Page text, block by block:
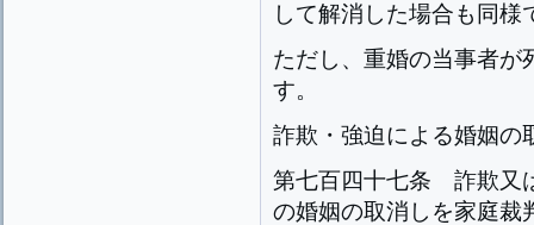
して解消した場合も同様
ただし、重婚の当事者が
す。
詐欺・強迫による婚姻の
第七百四十七条 詐欺又
の婚姻の取消しを家庭裁